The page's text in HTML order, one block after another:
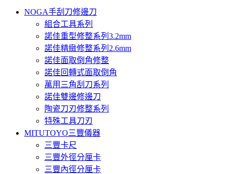
NOGA手刮刀修邊刀
組合工具系列
諾佳重型修整系列3.2mm
諾佳精緻修整系列2.6mm
諾佳面取倒角修整
諾佳回轉式面取倒角
萬用三角刮刀系列
諾佳雙邊修邊刀
陶瓷刀刃修整系列
特殊工具刀刃
MITUTOYO三豐儀器
三豐卡尺
三豐外徑分厘卡
三豐內徑分厘卡